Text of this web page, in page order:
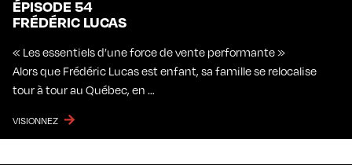
ÉPISODE 54
FRÉDÉRIC LUCAS
« Les essentiels d’une force de vente performante »
Alors que Frédéric Lucas est enfant, sa famille se relocalise
tour à tour au Québec, en …
VISIONNEZ